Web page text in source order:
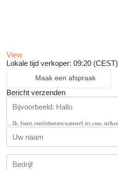
View
Lokale tijd verkoper: 09:20 (CEST)
Maak een afspraak
Bericht verzenden